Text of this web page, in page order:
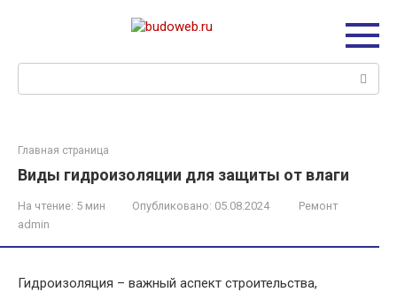
Главная страница
Виды гидроизоляции для защиты от влаги
На чтение: 5 мин Опубликовано: 05.08.2024
Ремонт
admin
Гидроизоляция – важный аспект строительства,